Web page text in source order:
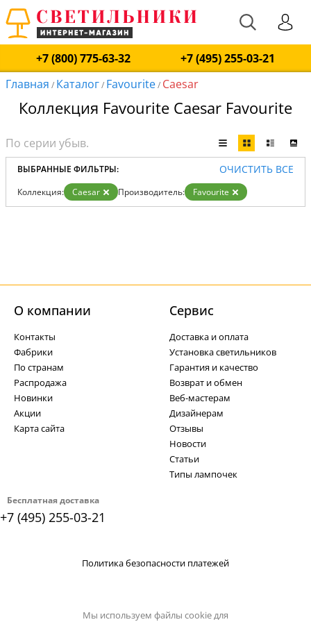
+7 (800) 775-63-32
+7 (495) 255-03-21
Главная / Каталог/ Favourite/ Caesar
Коллекция Favourite Caesar Favourite
ВЫБРАННЫЕ ФИЛЬТРЫ: ОЧИСТИТЬ ВСЕ
Коллекция: Caesar Производитель: Favourite
Бесплатная доставка
+7 (495) 255-03-21
О компании
Контакты
Фабрики
По странам
Распродажа
Новинки
Акции
Карта сайта
Cервис
Доставка и оплата
Установка светильников
Гарантия и качество
Возврат и обмен
Веб-мастерам
Дизайнерам
Отзывы
Новости
Статьи
Типы лампочек
Политика безопасности платежей
Мы используем файлы cookie для